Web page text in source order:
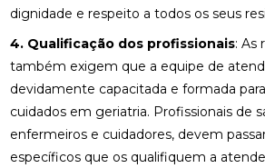
dignidade e respeito a todos os seus
4. Qualificação dos profissionais: As
também exigem que a equipe de
devidamente capacitada e formada
cuidados em geriatria. Profissionais de
enfermeiros e cuidadores, devem
específicos que os qualifiquem a